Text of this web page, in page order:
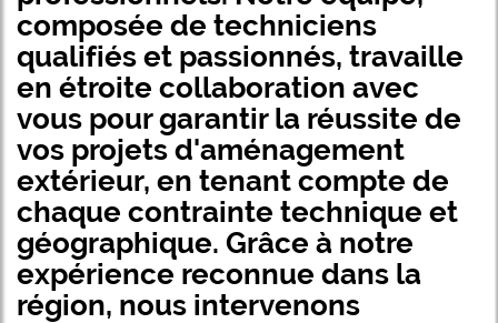
composée de techniciens
qualifiés et passionnés, travaille
en étroite collaboration avec
vous pour garantir la réussite de
vos projets d'aménagement
extérieur, en tenant compte de
chaque contrainte technique et
géographique. Grâce à notre
expérience reconnue dans la
région, nous intervenons